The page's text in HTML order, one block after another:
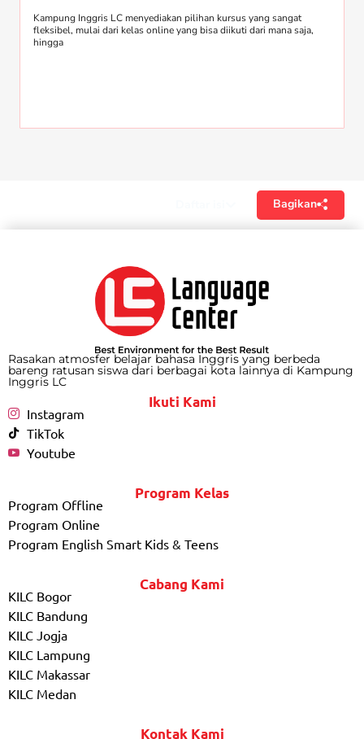
Kampung Inggris LC menyediakan pilihan kursus yang sangat
fleksibel, mulai dari kelas online yang bisa diikuti dari mana saja,
hingga
Bagikan
Rasakan atmosfer belajar bahasa Inggris yang berbeda
bareng ratusan siswa dari berbagai kota lainnya di Kampung
Inggris LC
Ikuti Kami
Instagram
TikTok
Youtube
Program Kelas
Program Offline
Program Online
Program English Smart Kids & Teens
Cabang Kami
KILC Bogor
KILC Bandung
KILC Jogja
KILC Lampung
KILC Makassar
KILC Medan
Kontak Kami